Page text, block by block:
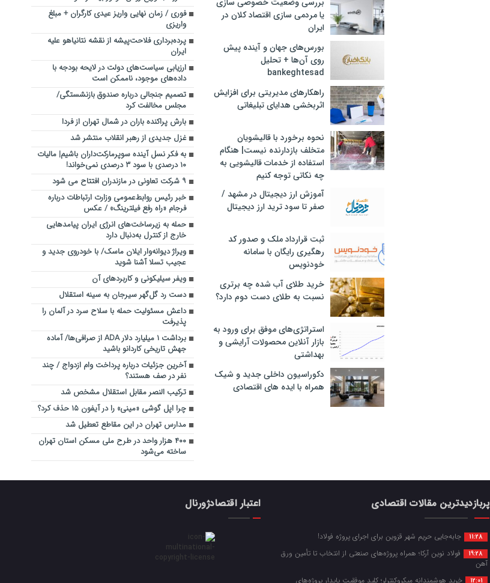
یا مردمی سازی اقتصاد کلان در
ایران
بورس‌های جهان و آینده پیش
روی آن‌ها + تحلیل
bankeghtesad
راهکارهای مدیریتی برای افزایش
اثربخشی هدایای تبلیغاتی
نحوه برخورد با قالیشویان
متخلف بازدارنده نیست| هنگام
استفاده از خدمات قالیشویی به
چه نکاتی توجه کنیم
آموزش ارز دیجیتال در مشهد /
صفر تا سود ترید ارز دیجیتال
ثبت قرارداد ملک و صدور کد
رهگیری رایگان با سامانه
خودنویس
خرید طلای آب شده چه برتری
نسبت به طلای دست دوم دارد؟
استراتژی‌های موفق برای ورود به
بازار آنلاین محصولات آرایشی و
بهداشتی
دکوراسیون داخلی جدید و شیک
همراه با ایده های اقتصادی
فوری / زمان نهایی واریز عیدی کارگران + مبلغ
واریزی
پرده‌برداری فلاحت‌پیشه از نقشه نتانیاهو علیه
ایران
ارزیابی سیاست‌های دولت در لایحه بودجه با
داده‌های موجود، ناممکن است
تصمیم جنجالی درباره صندوق بازنشستگی/
مجلس مخالفت کرد
بارش پراکنده باران در شمال تهران از فردا
غزل جدیدی از رهبر انقلاب منتشر شد
به فکر نسل آینده سوپرمارکت‌داران باشیم| مالیات
۱۰ درصدی با سود ۳ درصدی نمی‌خواند!
۹ شرکت تعاونی در مازندران افتتاح می شود
خبر رئیس روابط‌عمومی وزارت ارتباطات درباره
فرجام «راه رفع فیلترینگ» / عکس
حمله به زیرساخت‌های انرژی ایران پیامدهایی
خارج از کنترل به‌دنبال دارد
ویراژ دیوانه‌وار ایلان ماسک/ با خودروی جدید و
عجیب تسلا آشنا شوید
ویفر سیلیکونی و کاربردهای آن
دست رد گل‌گهر سیرجان به سینه استقلال
داعش مسئولیت حمله با سلاح سرد در آلمان را
پذیرفت
برداشت ۱ میلیارد دلار ADA از صرافی‌ها/ آماده
جهش تاریخی کاردانو باشید
آخرین جزئیات درباره پرداخت وام ازدواج / چند
نفر در صف هستند؟
ترکیب النصر مقابل استقلال مشخص شد
چرا اپل گوشی «مینی» را در آیفون ۱۵ حذف کرد؟
مدارس تهران در این مقاطع تعطیل شد
۴۰۰ هزار واحد در طرح ملی مسکن استان تهران
ساخته می‌شود
پربازدیدترین مقالات اقتصادی
11:28 جابه‌جایی حریم شهر قزوین برای اجرای پروژه فولاد!
19:28
فولاد نوین آرکا؛ همراه پروژه‌های صنعتی از انتخاب تا تأمین ورق
آهن
12:01 خرید هوشمندانه میکروکنترلر؛ کلید موفقیت پایدار پروژه‌های
اعتبار اقتصادژورنال